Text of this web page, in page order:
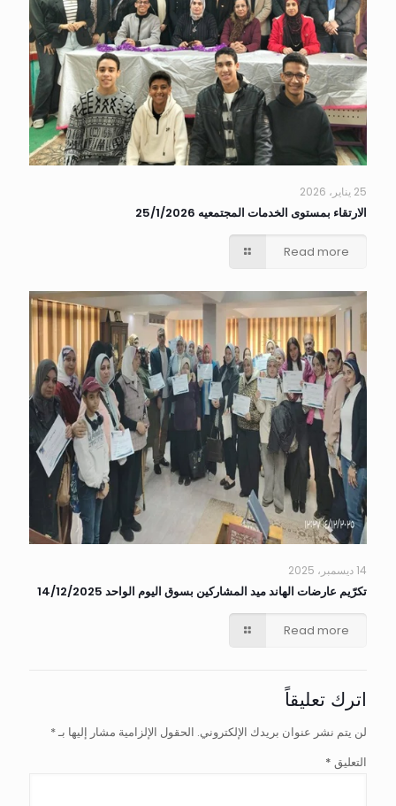
25 يناير، 2026
الارتقاء بمستوى الخدمات المجتمعيه 25/1/2026
Read more
14 ديسمبر، 2025
تكرّيم عارضات الهاند ميد المشاركين بسوق اليوم الواحد 14/12/2025
Read more
اترك تعليقاً
لن يتم نشر عنوان بريدك الإلكتروني. الحقول الإلزامية مشار إليها بـ*
التعليق *